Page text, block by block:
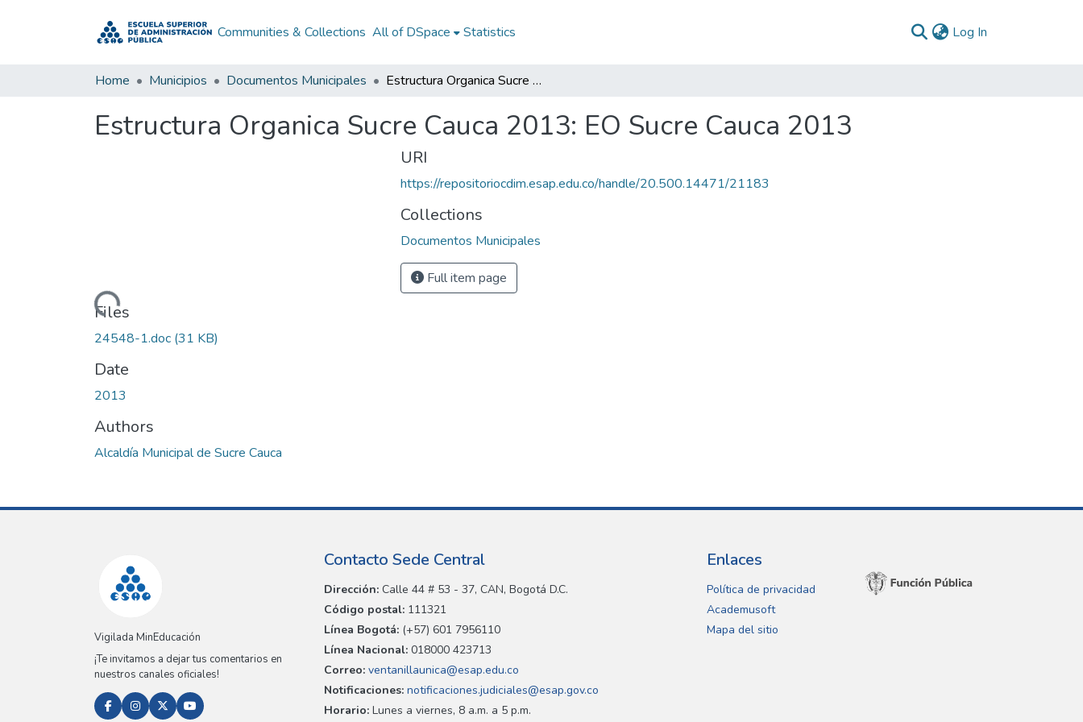
Communities & Collections All of DSpace Statistics Log In
Home Municipios Documentos Municipales Estructura Organica Sucre Cauca 2013: EO Sucre Cauca 2013
Estructura Organica Sucre Cauca 2013: EO Sucre Cauca 2013
Loading...
Files
24548-1.doc (31 KB)
Date
2013
Authors
Alcaldía Municipal de Sucre Cauca
URI
https://repositoriocdim.esap.edu.co/handle/20.500.14471/21183
Collections
Documentos Municipales
Full item page
Vigilada MinEducación
¡Te invitamos a dejar tus comentarios en
nuestros canales oficiales!
Contacto Sede Central
Dirección: Calle 44 # 53 - 37, CAN, Bogotá D.C.
Código postal: 111321
Línea Bogotá: (+57) 601 7956110
Línea Nacional: 018000 423713
Correo: ventanillaunica@esap.edu.co
Notificaciones: notificaciones.judiciales@esap.gov.co
Horario: Lunes a viernes, 8 a.m. a 5 p.m.
Enlaces
Política de privacidad
Academusoft
Mapa del sitio